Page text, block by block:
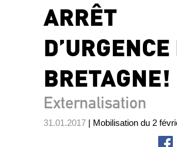
ARRÊT
BRETAGNE!
Externalisation
31.01.2017 | Mobilisation du 2